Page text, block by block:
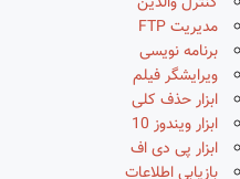
مدیریت FTP
برنامه نویسی
ویرایشگر فیلم
ابزار حذف کلی
ابزار ویندوز 10
ابزار پی دی اف
بازیابی اطلاعات